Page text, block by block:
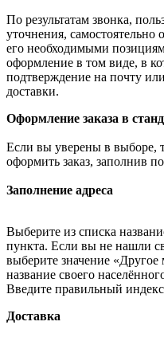
По результатам звонка,
уточнения, самостоятельно
его необходимыми
оформление в том виде, в
подтверждение на почту
доставки.
Оформление заказа в
Если вы уверены в выборе,
оформить заказ, заполнив
Заполнение адреса
Выберите из списка
пункта. Если вы не нашли
выберите значение
название своего
Введите правильный
Доставка